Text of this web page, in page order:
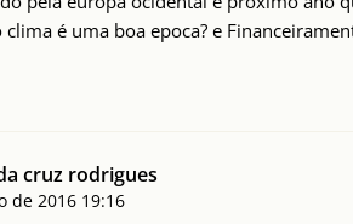
clima é uma boa epoca? e
cruz rodrigues
de 2016 19:16